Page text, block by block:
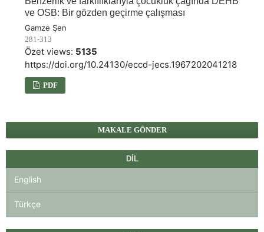
ve OSB: Bir gözden geçirme çalışması
Gamze Şen
281-313
Özet views: 5135
https://doi.org/10.24130/eccd-jecs.1967202041218
PDF
MAKALE GÖNDER
DIL
English
Türkçe